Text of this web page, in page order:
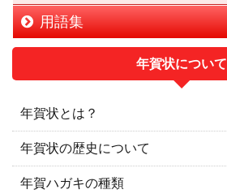
用語集
年賀状について
年賀状とは？
年賀状の歴史について
年賀ハガキの種類